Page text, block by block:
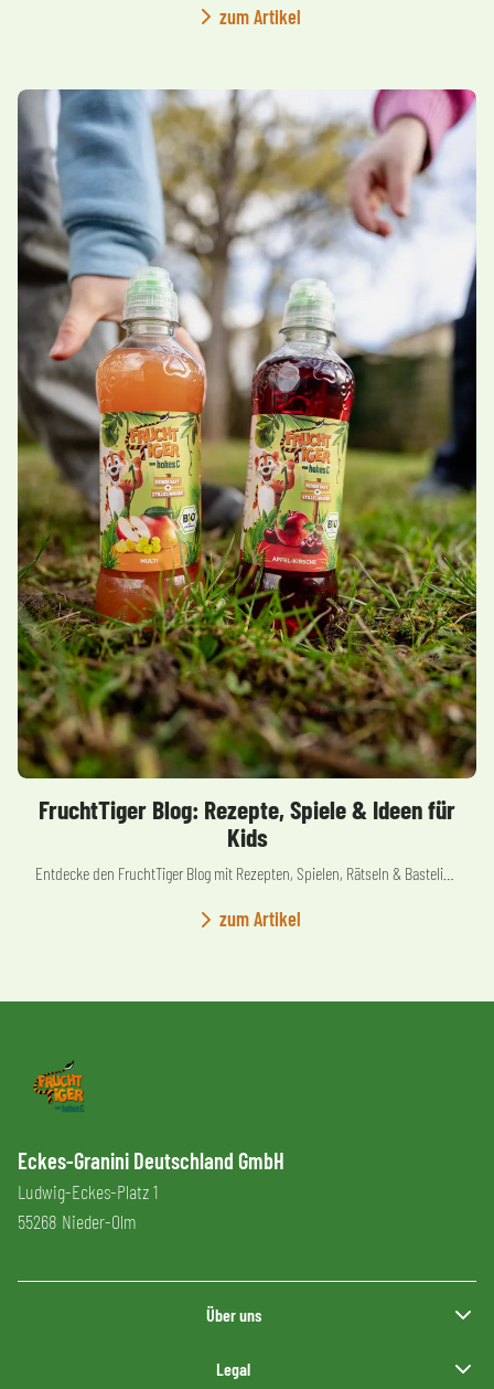
zum Artikel
FruchtTiger Blog: Rezepte, Spiele & Ideen für
Kids
zum Artikel
Eckes-Granini Deutschland GmbH
Ludwig-Eckes-Platz 1
55268 Nieder-Olm
Über uns
Legal